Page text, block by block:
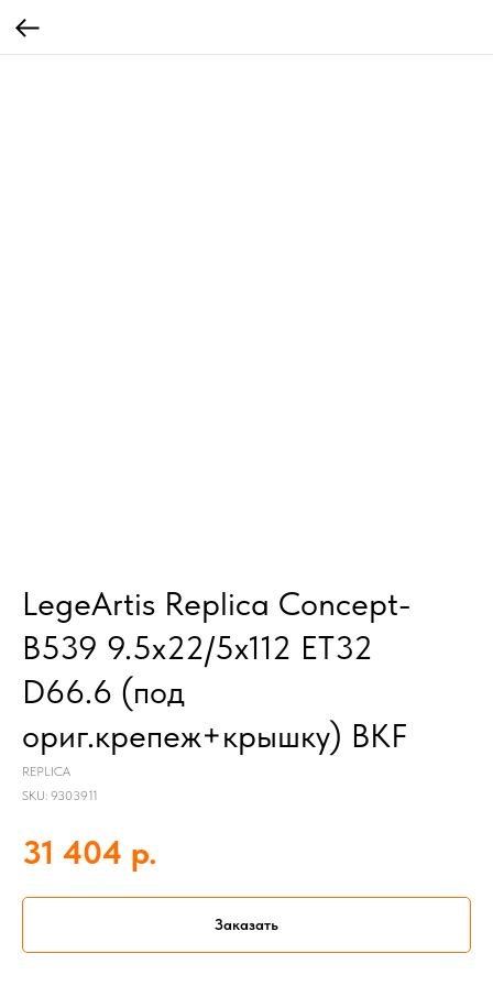
LegeArtis Replica Concept-
B539 9.5x22/5x112 ET32
D66.6 (под
ориг.крепеж+крышку) BKF
REPLICA
SKU: 9303911
31 404 р.
Заказать